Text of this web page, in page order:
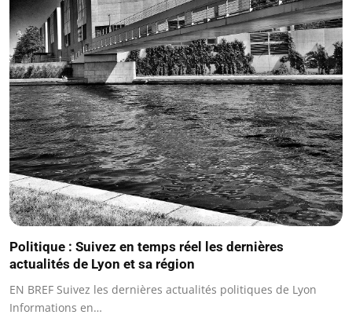
Politique : Suivez en temps réel les dernières
actualités de Lyon et sa région
EN BREF Suivez les dernières actualités politiques de Lyon
Informations en…